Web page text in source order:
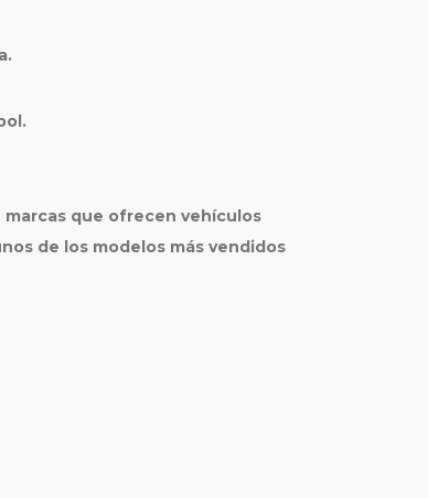
marcas que ofrecen vehículos
de los modelos más vendidos